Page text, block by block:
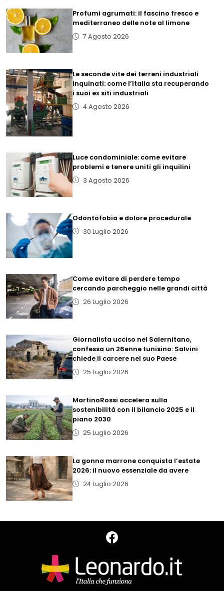
Profumi agrumati: il fascino fresco e
mediterraneo delle note al limone
7 Agosto 2026
Le seconde vite dei terreni industriali
inquinati: come l’Italia sta recuperando
i suoi ex siti industriali
4 Agosto 2026
Luce condominiale: come evitare
problemi e tenere uniti gli inquilini
3 Agosto 2026
Odontofobia e dolore procedurale
30 Luglio 2026
Come evitare di perdere tempo
cercando parcheggio nelle grandi città
26 Luglio 2026
Giornalista ucciso nel Salernitano,
confessa un 26enne tunisino: Salvini
chiede il carcere nel suo Paese
25 Luglio 2026
MartinoRossi accelera sulla
sostenibilità con il bilancio 2025 e il
piano 2030
25 Luglio 2026
La gonna marrone conquista l’estate
2026: il nuovo essenziale da avere
24 Luglio 2026